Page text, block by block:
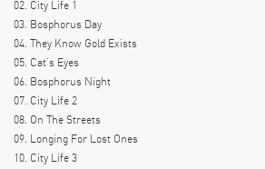
02. City Life 1
03. Bosphorus Day
04. They Know Gold Exists
05. Cat’s Eyes
06. Bosphorus Night
07. City Life 2
08. On The Streets
09. Longing For Lost Ones
10. City Life 3